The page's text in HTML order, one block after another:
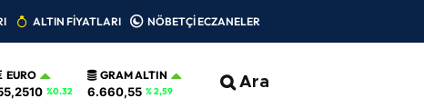
ALTIN FİYATLARI NÖBETÇİ ECZANELER
EURO
%0.32
GRAM ALTIN
6.660,55 % 2,59 Ara